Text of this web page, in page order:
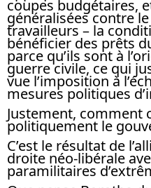
coupes budgétaires,
généralisées contre
travailleurs – la
bénéficier des prêts
parce qu’ils sont à
guerre civile, ce qui
vue l’imposition à
mesures politiques
Justement, comment
politiquement le
C’est le résultat de
droite néo-libérale
paramilitaires